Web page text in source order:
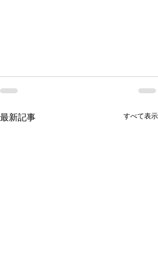
最新記事 すべて表示